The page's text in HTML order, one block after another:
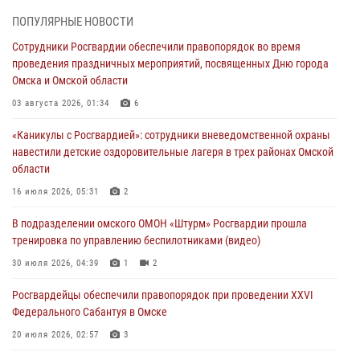
Руси в Омске
28 июля 2026, 01:44
При содействии спецназа Росгвардии пресечены нарушения
27 июля 2026, 07:54
Росгвардия обеспечила правопорядок на концерте группы IOWA в
Омске
При содействии Росгвардии обеспечен правопорядок на XXII
Форуме межрегионального сотрудничества России и Казахстана в
26 июля 2026, 01:40
ПОПУЛЯРНЫЕ НОВОСТИ
Сотрудники Росгвардии обеспечили правопорядок во время
проведения праздничных мероприятий, посвященных Дню города
Омска и Омской области
03 августа 2026, 01:34 6
«Каникулы с Росгвардией»: сотрудники вневедомственной охраны
навестили детские оздоровительные лагеря в трех районах Омской
области
16 июля 2026, 05:31 2
В подразделении омского ОМОН «Штурм» Росгвардии прошла
тренировка по управлению беспилотниками (видео)
30 июля 2026, 04:39 1 2
Росгвардейцы обеcпечили правопорядок при проведении XXVI
Федерального Сабантуя в Омске
20 июля 2026, 02:57 3